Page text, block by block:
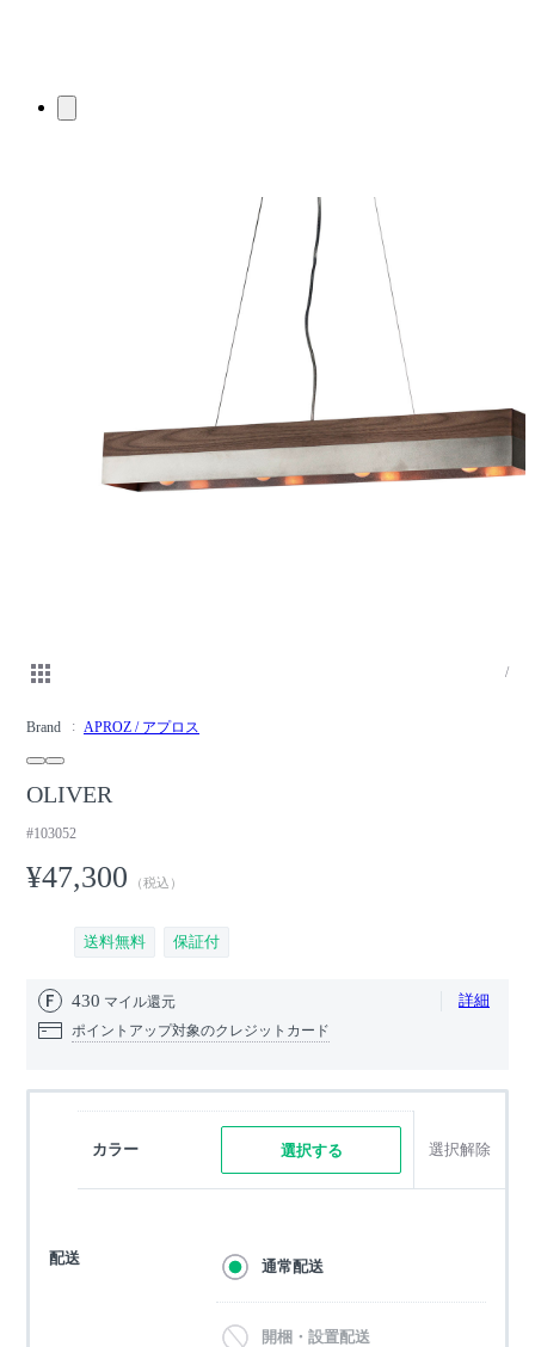
/
Brand APROZ / アプロス
OLIVER
#103052
¥47,300 （税込）
送料無料 保証付
430 マイル還元 詳細
ポイントアップ対象のクレジットカード
カラー 選択する 選択解除
配送 通常配送
開梱・設置配送